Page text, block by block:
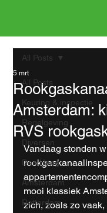
All Posts
Keuring & inspectie
Regelgeving
Diversen
Den Haag
Amsterdam
Rotterdam
All Posts
Amsterdam:
RVS
5 mrt
Vandaag stonden
mooi klassiek
zich, zoals zo